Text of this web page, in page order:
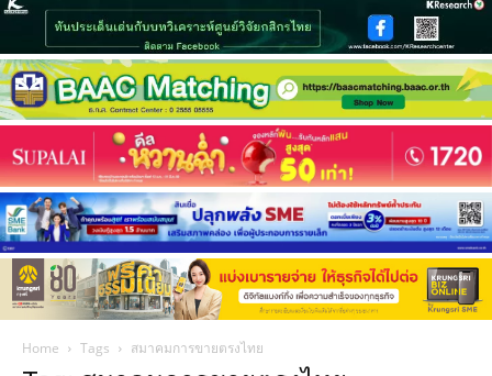
Home Tags สมาคมการขายตรงไทย